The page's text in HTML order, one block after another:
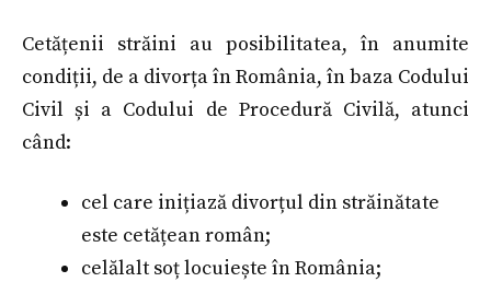
Cetățenii străini au posibilitatea, în anumite
condiții, de a divorța în România, în baza Codului
Civil și a Codului de Procedură Civilă, atunci
când:
cel care inițiază divorțul din străinătate
este cetățean român;
celălalt soț locuiește în România;